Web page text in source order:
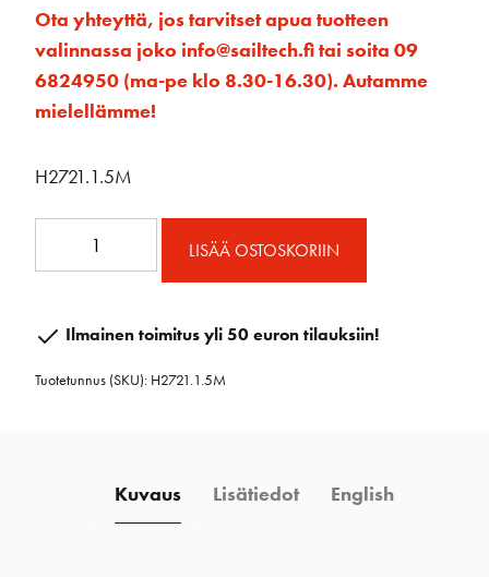
Ota yhteyttä, jos tarvitset apua tuotteen
valinnassa joko info@sailtech.fi tai soita 09
6824950 (ma-pe klo 8.30-16.30). Autamme
mielellämme!
H2721.1.5M
korkea
1,5m
LISÄÄ OSTOSKORIIN
Ilmainen toimitus yli 50 euron tilauksiin!
Tuotetunnus (SKU): H2721.1.5M
Kuvaus Lisätiedot English